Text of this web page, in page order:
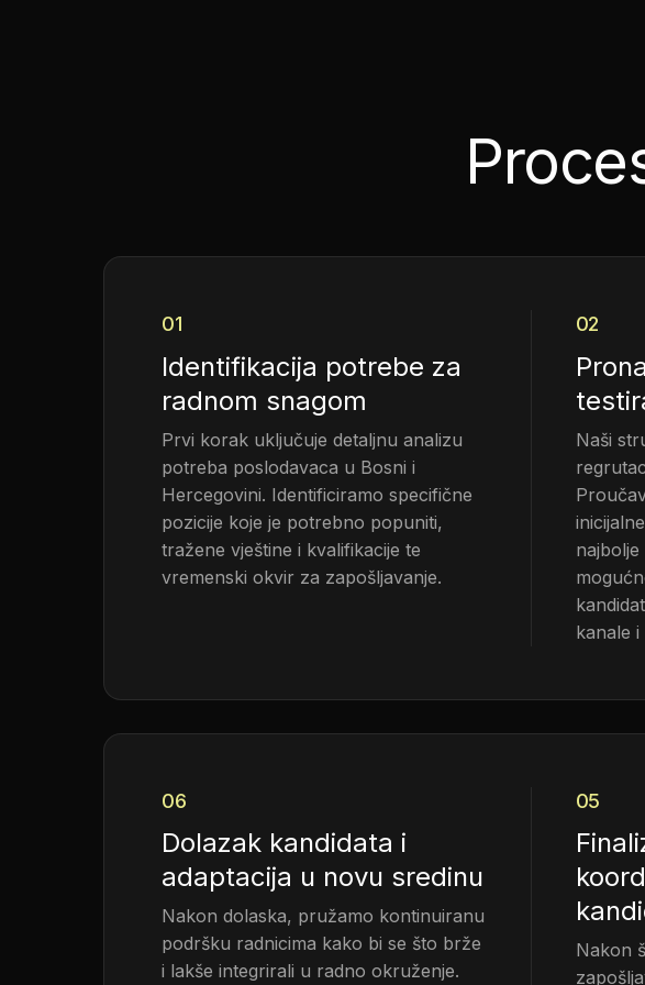
01
Identifikacija potrebe za
radnom snagom
Prvi korak uključuje detaljnu analizu
potreba poslodavaca u Bosni i
Hercegovini. Identificiramo specifične
pozicije koje je potrebno popuniti,
tražene vještine i kvalifikacije te
vremenski okvir za zapošljavanje.
02
Naši
najbolje
kanale
06
Dolazak kandidata i
adaptacija u novu sredinu
Nakon dolaska, pružamo kontinuiranu
podršku radnicima kako bi se što brže
i lakše integrirali u radno okruženje.
05
Nakon